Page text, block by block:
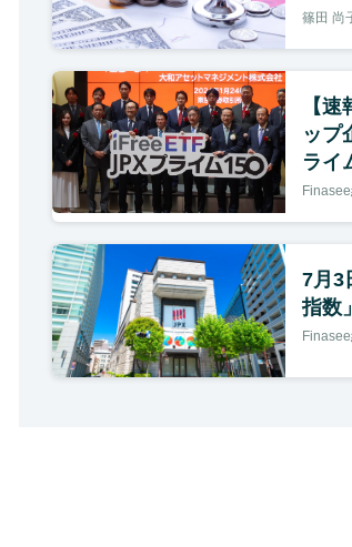
篠田 尚
【
ップ
ライ
7月3
指数